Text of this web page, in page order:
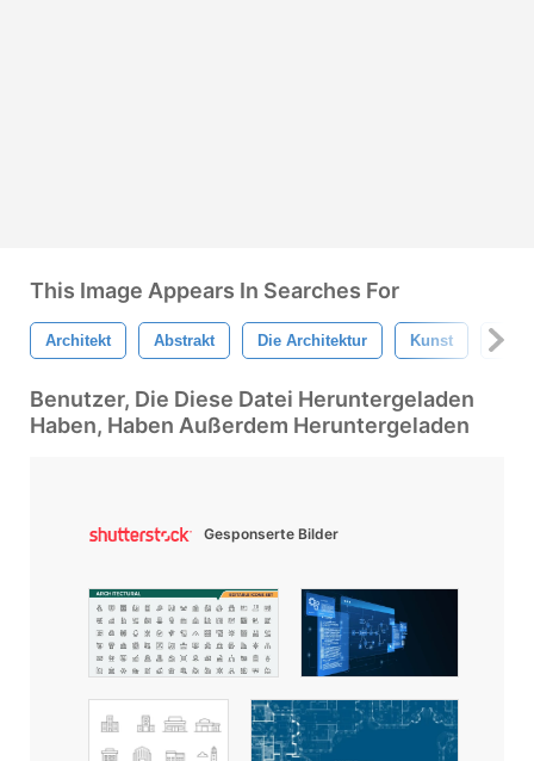
This Image Appears In Searches For
Architekt Abstrakt Die Architektur Kunst
Benutzer, Die Diese Datei Heruntergeladen
Haben, Haben Außerdem Heruntergeladen
Gesponserte Bilder